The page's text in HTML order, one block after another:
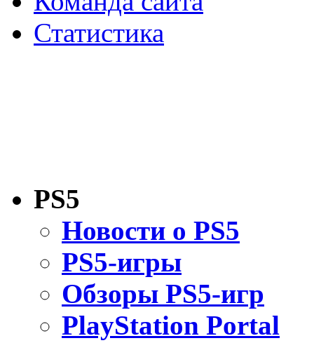
Статистика
PS5
Новости о PS5
PS5-игры
Обзоры PS5-игр
PlayStation Portal